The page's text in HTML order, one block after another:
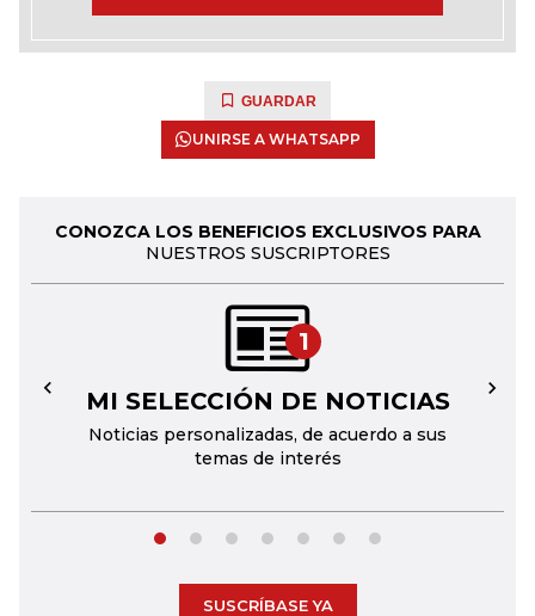
GUARDAR
UNIRSE A WHATSAPP
CONOZCA LOS BENEFICIOS EXCLUSIVOS PARA
NUESTROS SUSCRIPTORES
1
MI SELECCIÓN DE NOTICIAS
Noticias personalizadas, de acuerdo a sus
temas de interés
← →
SUSCRÍBASE YA